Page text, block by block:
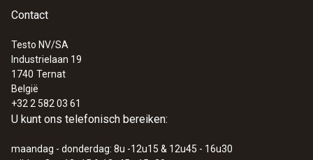
Contact
Testo NV/SA
Industrielaan 19
1740 Ternat
België
+32 2 582 03 61
U kunt ons telefonisch bereiken:
maandag - donderdag: 8u -12u15 & 12u45 - 16u30